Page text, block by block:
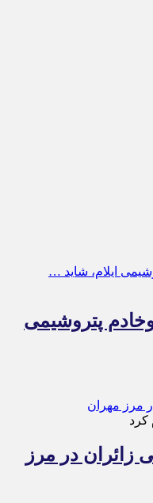
پتروشیمی
کرد
زائران در مرز